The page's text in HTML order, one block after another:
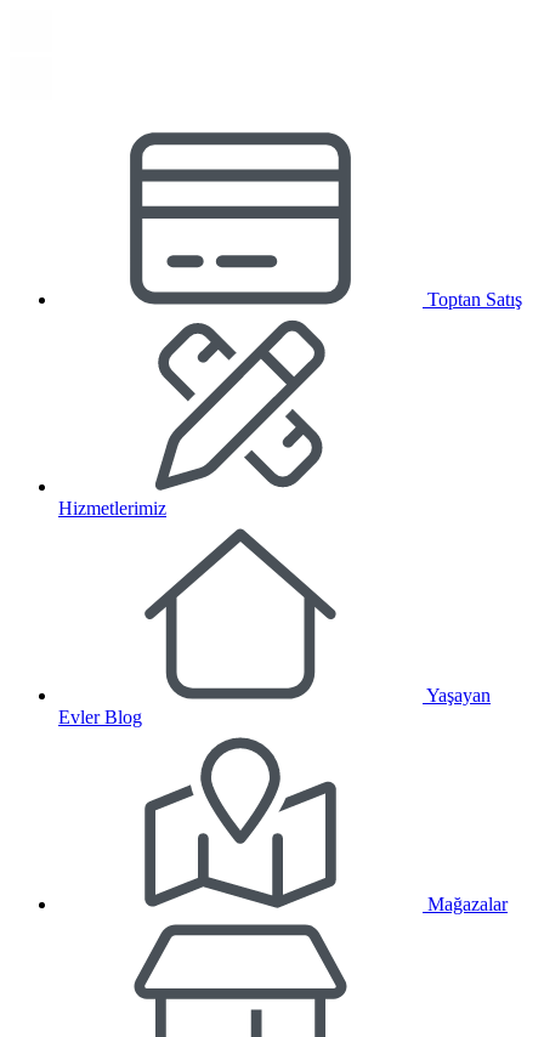
Toptan Satış
Hizmetlerimiz
Yaşayan
Evler Blog
Mağazalar